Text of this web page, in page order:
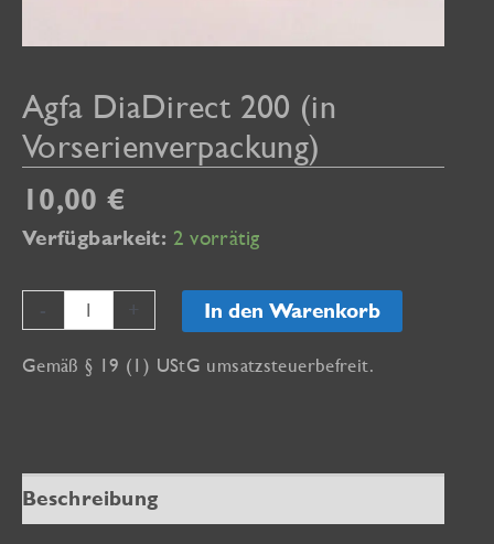
Agfa DiaDirect 200 (in
Vorserienverpackung)
10,00€
Verfügbarkeit: 2 vorrätig
-
DiaDirect
200
+ In den Warenkorb
Gemäß § 19 (1) UStG umsatzsteuerbefreit.
Beschreibung